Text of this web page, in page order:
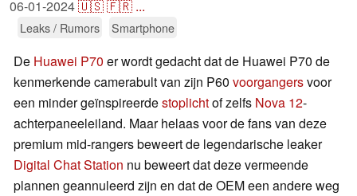
06-01-2024🇺🇸🇫🇷 ...
Leaks / Rumors Smartphone
De Huawei P70 er wordt gedacht dat de Huawei P70 de
kenmerkende camerabult van zijn P60 voorgangersvoor
een minder geïnspireerdestoplichtof zelfs Nova 12-
achterpaneeleiland. Maar helaas voor de fans van deze
premium mid-rangers beweert de legendarische leaker
Digital Chat Station nu beweert dat deze vermeende
plannen geannuleerd zijn en dat de OEM een andere weg